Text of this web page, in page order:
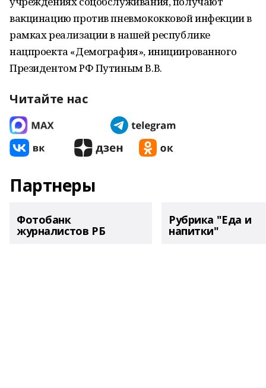
вакцинацию против пневмококковой инфекции в
рамках реализации в нашей республике
нацпроекта «Демография», инициированного
Президентом РФ Путиным В.В.
Читайте нас
Партнеры
Фотобанк
журналистов РБ
Рубрика "Еда и
напитки"